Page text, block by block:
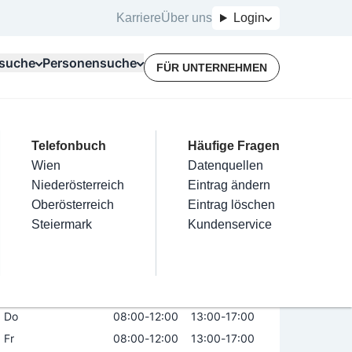
KarriereÜber uns Login
Kategorien
Friseur
Nägel
Haarentfernung
Make-Up
Für Unternehmer
Terminbuchung
Kostenlose Beratung
Top Branchen
Elektriker
Installateure
Maler & Lackierer
Branchen A-Z
Mein Firmeneintrag
Eintrag hinzufügen
Eintrag beanspruchen
Eintrag verwalten
Eintrag bewerben
Personensuche
Telefonbuch
Wien
Niederösterreich
Oberösterreich
Steiermark
Häufige Fragen
Datenquellen
Eintrag ändern
Eintrag löschen
Kundenservice
FÜR UNTERNEHMEN
Lagerhaus GmbH
Öffnungszeiten
Do
08:00-12:00 13:00-17:00
Fr
08:00-12:00 13:00-17:00